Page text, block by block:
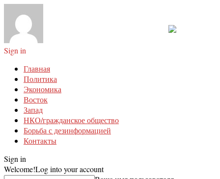
Sign in
Главная
Политика
Экономика
Восток
Запад
НКО/гражданское общество
Борьба с дезинформацией
Контакты
Sign in
Welcome!Log into your account